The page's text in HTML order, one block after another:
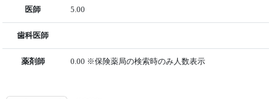
医師 5.00
歯科医師
薬剤師 0.00 ※保険薬局の検索時のみ人数表示